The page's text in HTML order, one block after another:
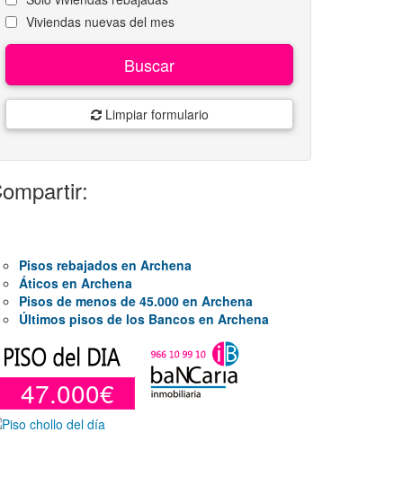
Viviendas nuevas del mes
Buscar
Limpiar formulario
Pisos rebajados en Archena
Áticos en Archena
Pisos de menos de 45.000 en Archena
Últimos pisos de los Bancos en Archena
47.000€